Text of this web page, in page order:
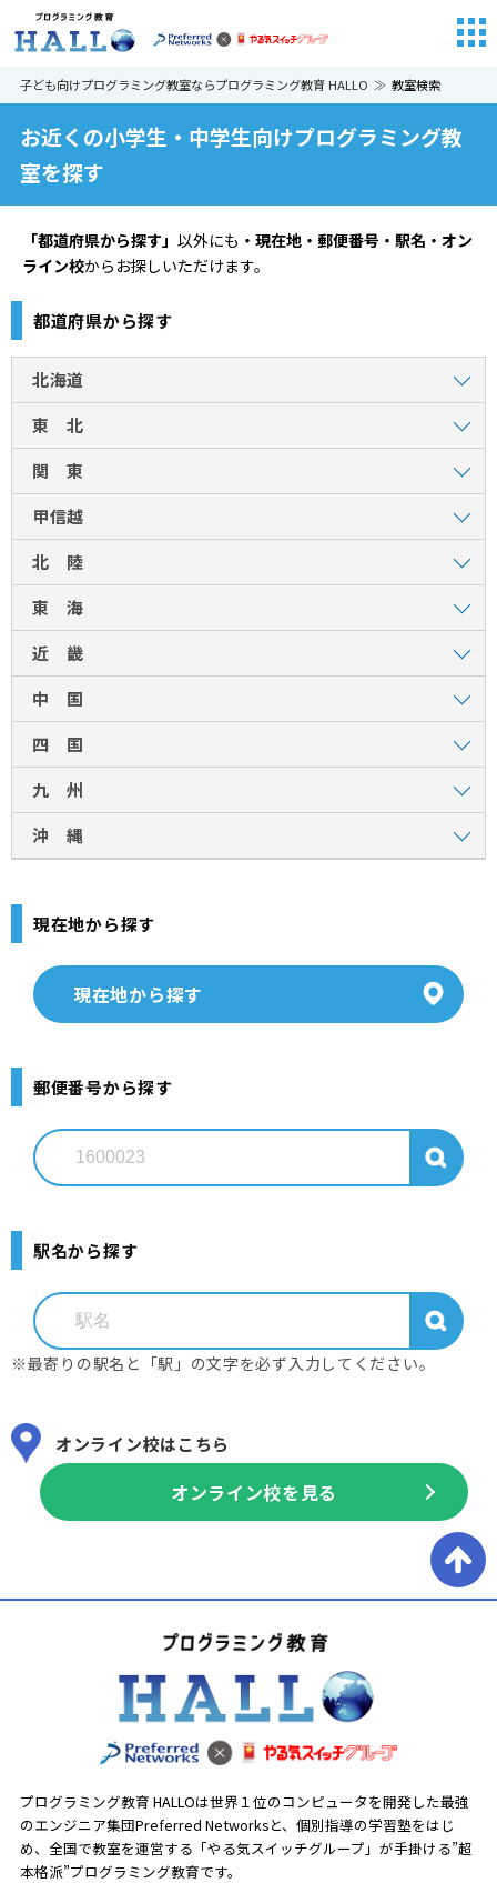
子ども向けプログラミング教室ならプログラミング教育 HALLO 教室検索
お近くの小学生・中学生向けプログラミング教
室を探す
「都道府県から探す」 以外にも ・現在地・郵便番号・駅名・オン
ライン校からお探しいただけます。
都道府県から探す
北海道
東 北
関 東
甲信越
北 陸
東 海
近 畿
中 国
四 国
九 州
沖 縄
現在地から探す
郵便番号から探す
駅名から探す
※最寄りの駅名と「駅」の文字を必ず入力してください。
オンライン校はこちら
オンライン校を見る
プログラミング教育 HALLOは世界１位のコンピュータを開発した最強
のエンジニア集団Preferred Networksと、 個別指導の学習塾をはじ
め、全国で教室を運営する「やる気スイッチグループ」が手掛ける”超
本格派”プログラミング教育です。